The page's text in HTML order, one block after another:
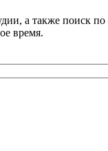
также поиск по
время.